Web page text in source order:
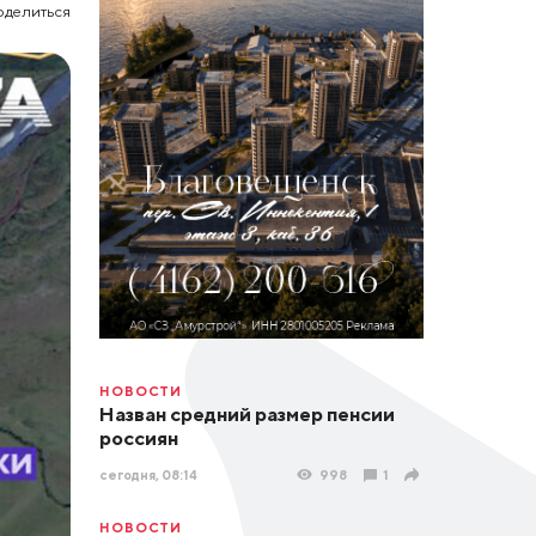
НОВОСТИ
Назван средний размер пенсии
россиян
сегодня, 08:14 998 1
НОВОСТИ